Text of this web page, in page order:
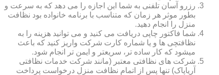
رزرو آسان تلفنی به شما این اجازه را می دهد که به سرعت و
بطور موثر هر زمان که متناسب با برنامه خانواده بود نظافت
منزل را انجام دهید.
شما فاکتور چاپی دریافت می کنید و می توانید هزینه را به
نظافتچی ها و یا شماره کارت شرکت واریز کنید که باعث
میشود که کار ساده تر، سریعتر و ایمن تر انجام شود.
شرکت های نظافتی معتبر (مانند شرکت خدمات نظافتی
آریاپاک) تنها پس از اتمام نظافت منزل درخواست پرداخت